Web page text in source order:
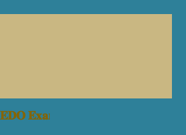
been made available